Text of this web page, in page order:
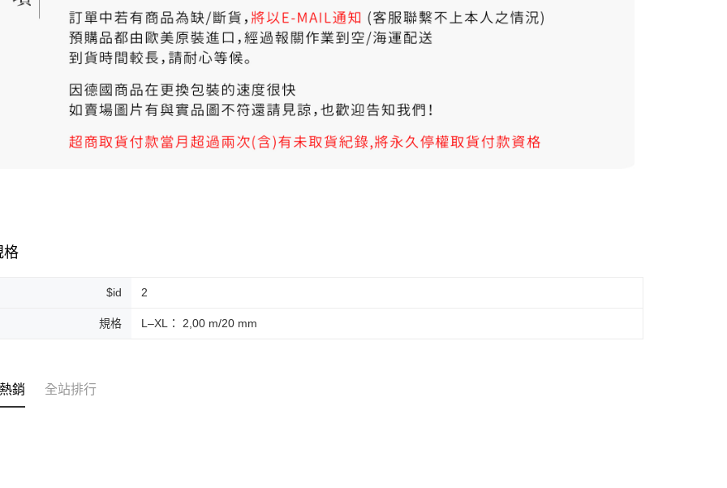
格
$id 2
規格 L–XL： 2,00 m/20 mm
銷 全站排行